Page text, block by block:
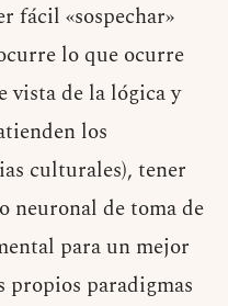
fácil «sospechar»
lo que ocurre
vista de la lógica y
los
culturales), tener
neuronal de toma de
para un mejor
propios paradigmas